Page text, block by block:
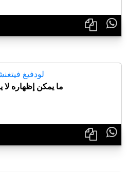

لودفيغ
ما يمكن إظهاره لا
